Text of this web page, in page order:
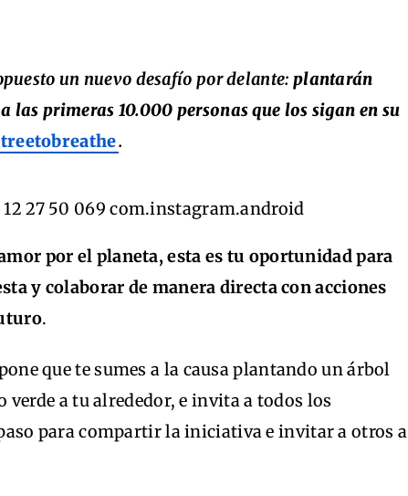
un nuevo desafío por delante: plantarán
las primeras 10.000 personas que los sigan en su
.
por el planeta, esta es tu oportunidad para
y colaborar de manera directa con acciones
.
que te sumes a la causa plantando un árbol
verde a tu alrededor, e invita a todos los
para compartir la iniciativa e invitar a otros a